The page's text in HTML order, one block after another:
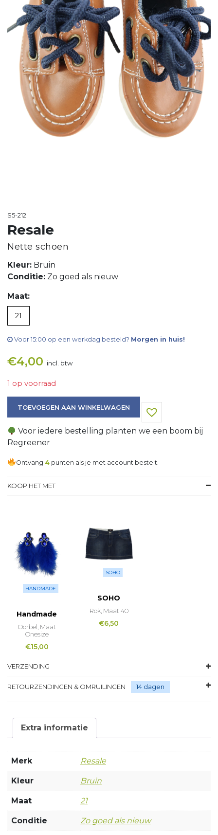
S5-212
Resale
Nette schoen
Kleur: Bruin
Conditie: Zo goed als nieuw
Maat:
21
Voor 15:00 op een werkdag besteld? Morgen in huis!
€4,00 incl. btw
1 op voorraad
TOEVOEGEN AAN WINKELWAGEN
Voor iedere bestelling planten we een boom bij
Regreener
Ontvang 4 punten als je met account bestelt.
KOOP HET MET
HANDMADE
Handmade
Oorbel, Maat
Onesize
€15,00
SOHO
SOHO
Rok, Maat 40
€6,50
VERZENDING
RETOURZENDINGEN & OMRUILINGEN 14 dagen
Extra informatie
Merk Resale
Kleur Bruin
Maat 21
Conditie Zo goed als nieuw